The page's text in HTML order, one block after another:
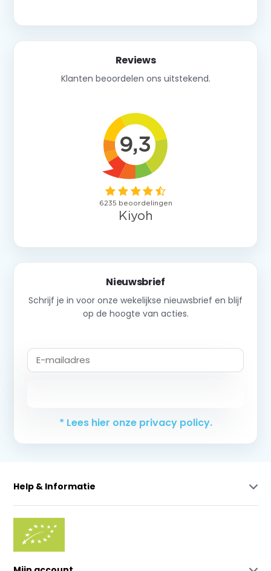
Reviews
Klanten beoordelen ons uitstekend.
Nieuwsbrief
Schrijf je in voor onze wekelijkse nieuwsbrief en blijf
op de hoogte van acties.
* Lees hier onze privacy policy.
Help & Informatie